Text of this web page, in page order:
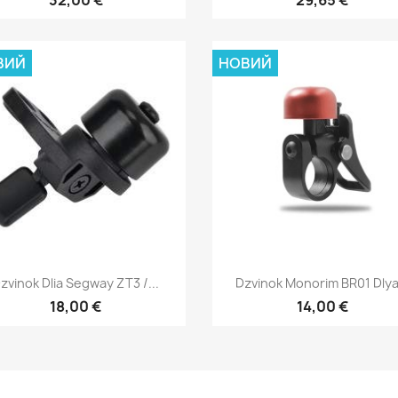
Швидкий перегляд
Dlia Segway ZT3 /...
18,00 €
Швидкий
Dzvinok Monorim BR01
14,00 €
НОВИЙ